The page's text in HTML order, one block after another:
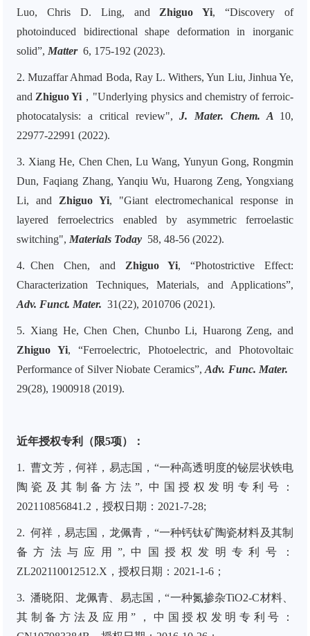
Luo, Chris D. Ling, and Zhiguo Yi, “Discovery of
photoinduced bidirectional shape deformation in inorganic
solid”, Matter6, 175-192 (2023).
2.Muzaffar Ahmad Boda, Ray L. Withers, Yun Liu, Jinhua Ye,
and Zhiguo Yi ，"Underlying physics and chemistry of ferroic-
photocatalysis: a critical review",J. Mater. Chem. A
10,
22977-22991 (2022).
3. Xiang He, Chen Chen, Lu Wang, Yunyun Gong, Rongmin
Dun, Faqiang Zhang, Yanqiu Wu, Huarong Zeng, Yongxiang
Li, and Zhiguo Yi, "Giant electromechanical response in
layered ferroelectrics enabled by asymmetric ferroelastic
switching", Materials Today 58, 48-56 (2022).
4. Chen Chen, and Zhiguo Yi, “Photostrictive Effect:
Characterization Techniques, Materials, and Applications”,
Adv. Funct. Mater. 31(22), 2010706 (2021).
5. Xiang He, Chen Chen, Chunbo Li, Huarong Zeng, and
Zhiguo Yi, “Ferroelectric, Photoelectric, and Photovoltaic
Performance of Silver Niobate Ceramics”,Adv. Func. Mater.
29(28), 1900918 (2019).
近年授权专利（限5项）：
1. 曹文芳，何祥，易志国，“一种高透明度的铋层状铁电
陶瓷及其制备方法”, 中国授权发明专利号：
202110856841.2 ， 授权日期： 2021-7-28;
2. 何祥，易志国，龙佩青，“一种钙钛矿陶瓷材料及其制
备方法与应用”,中国授权发明专利号：
ZL202110012512.X ， 授权日期： 2021-1-6；
3. 潘晓阳、龙佩青、易志国，“一种氮掺杂TiO2-C材料、
其制备方法及应用”，中国授权发明专利号：